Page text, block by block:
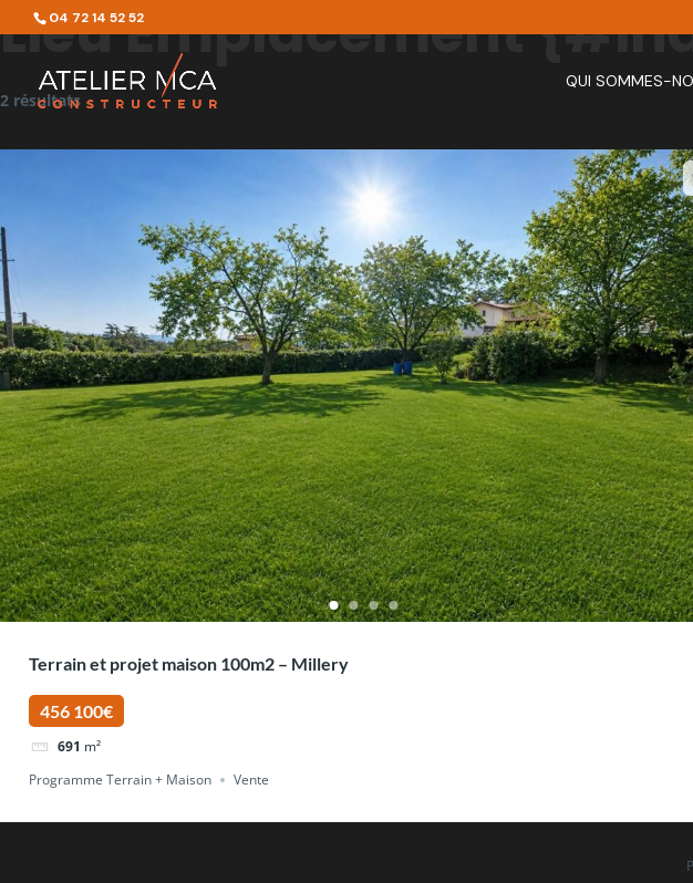
04 72 14 52 52
QUI SOMMES-
Lieu Emplacement
2 résultats
Terrain et projet maison 100m2 – Millery
456 100€
691 m²
Programme Terrain + Maison
Vente